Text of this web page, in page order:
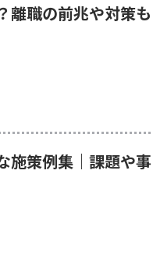
離職の前兆や対策も
施策例集｜課題や事